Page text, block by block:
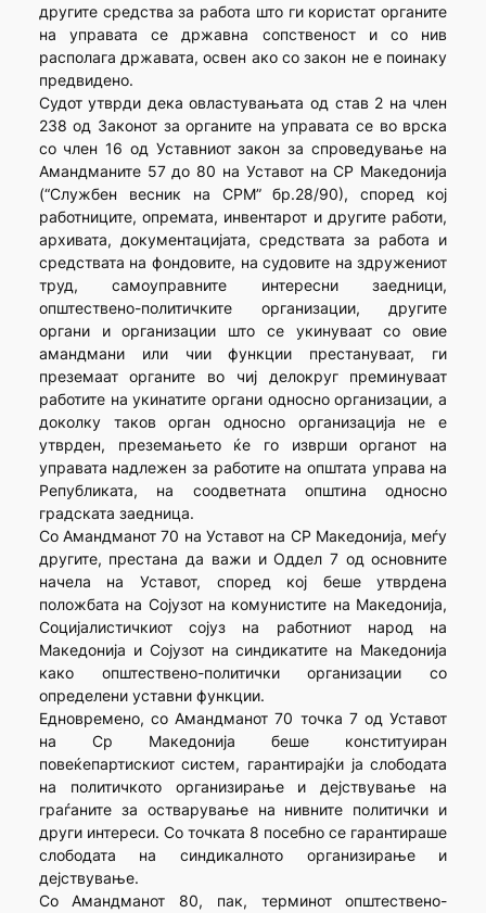
другите средства за работа што ги користат органите
на управата се државна сопственост и со нив
располага државата, освен ако со закон не е поинаку
предвидено.
Судот утврди дека овластувањата од став 2 на член
238 од Законот за органите на управата се во врска
со член 16 од Уставниот закон за спроведување на
Амандманите 57 до 80 на Уставот на СР Македонија
(“Службен весник на СРМ” бр.28/90), според кој
работниците, опремата, инвентарот и другите работи,
архивата, документацијата, средствата за работа и
средствата на фондовите, на судовите на здружениот
труд, самоуправните интересни заедници,
општествено-политичките организации, другите
органи и организации што се укинуваат со овие
амандмани или чии функции престануваат, ги
преземаат органите во чиј делокруг преминуваат
работите на укинатите органи односно организации, а
доколку таков орган односно организација не е
утврден, преземањето ќе го изврши органот на
управата надлежен за работите на општата управа на
Републиката, на соодветната општина односно
градската заедница.
Со Амандманот 70 на Уставот на СР Македонија, меѓу
другите, престана да важи и Оддел 7 од основните
начела на Уставот, според кој беше утврдена
положбата на Сојузот на комунистите на Македонија,
Социјалистичкиот сојуз на работниот народ на
Македонија и Сојузот на синдикатите на Македонија
како општествено-политички организации со
определени уставни функции.
Едновремено, со Амандманот 70 точка 7 од Уставот
на Ср Македонија беше конституиран
повеќепартискиот систем, гарантирајќи ја слободата
на политичкото организирање и дејствување на
граѓаните за остварување на нивните политички и
други интереси. Со точката 8 посебно се гарантираше
слободата на синдикалното организирање и
дејствување.
Со Амандманот 80, пак, терминот општествено-